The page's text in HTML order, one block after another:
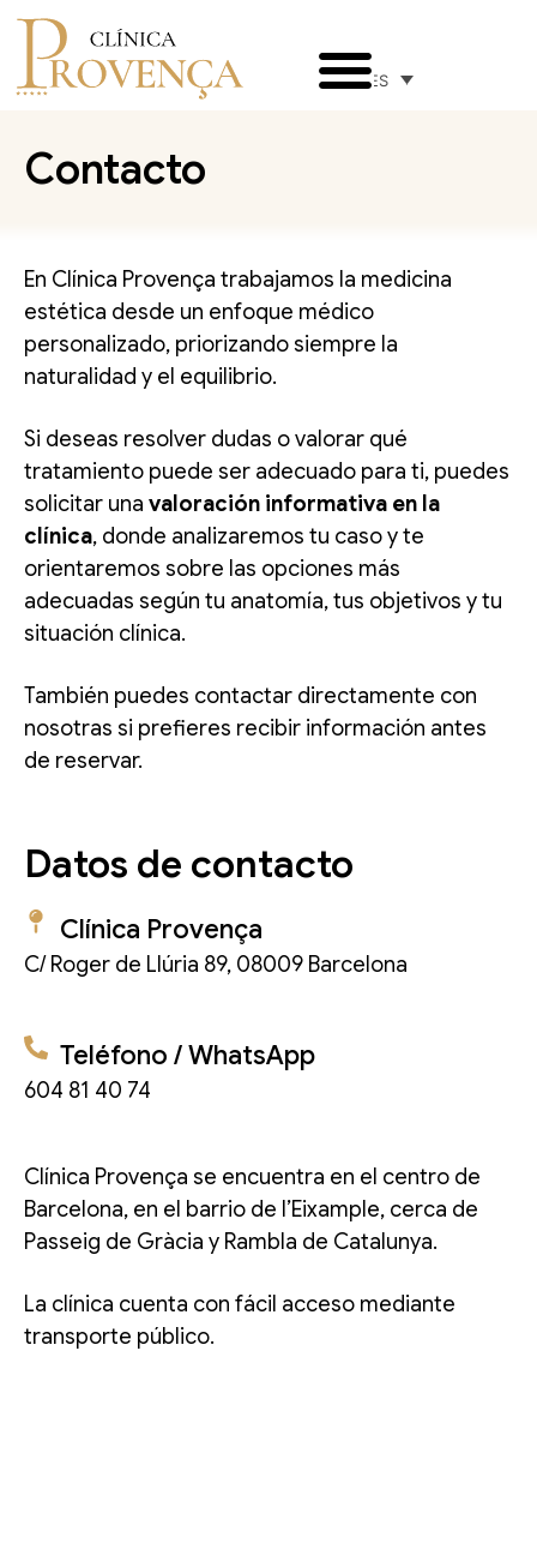
ES
Contacto
En Clínica Provença trabajamos la medicina
estética desde un enfoque médico
personalizado, priorizando siempre la
naturalidad y el equilibrio.
Si deseas resolver dudas o valorar qué
tratamiento puede ser adecuado para ti, puedes
solicitar una valoración informativa en la
clínica, donde analizaremos tu caso y te
orientaremos sobre las opciones más
adecuadas según tu anatomía, tus objetivos y tu
situación clínica.
También puedes contactar directamente con
nosotras si prefieres recibir información antes
de reservar.
Datos de contacto
Clínica Provença
C/ Roger de Llúria 89, 08009 Barcelona
Teléfono / WhatsApp
604 81 40 74
Clínica Provença se encuentra en el centro de
Barcelona, en el barrio de l’Eixample, cerca de
Passeig de Gràcia y Rambla de Catalunya.
La clínica cuenta con fácil acceso mediante
transporte público.